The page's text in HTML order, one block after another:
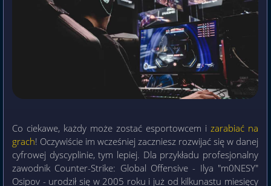
Co ciekawe, każdy może zostać esportowcem i zarabiać na
grach! Oczywiście im wcześniej zaczniesz rozwijać się w danej
cyfrowej dyscyplinie, tym lepiej. Dla przykładu profesjonalny
zawodnik Counter-Strike: Global Offensive - Ilya "m0NESY"
Osipov - urodził się w 2005 roku i już od kilkunastu miesięcy